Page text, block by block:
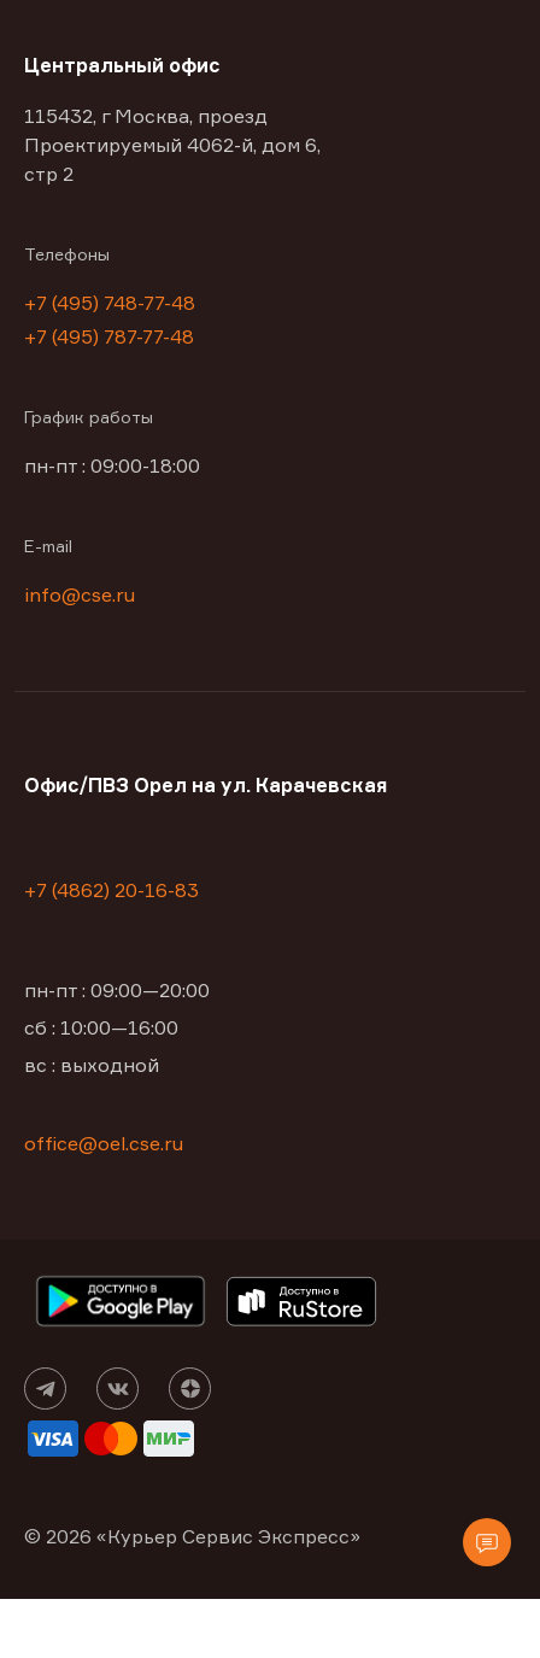
Центральный офис
115432, г Москва, проезд
Проектируемый 4062-й, дом 6,
стр 2
Телефоны
+7 (495) 748-77-48
+7 (495) 787-77-48
График работы
пн-пт : 09:00-18:00
E-mail
info@cse.ru
Офис/ПВЗ Орел на ул. Карачевская
+7 (4862) 20-16-83
пн-пт : 09:00—20:00
сб : 10:00—16:00
вс : выходной
office@oel.cse.ru
© 2026 «Курьер Сервис Экспресс»